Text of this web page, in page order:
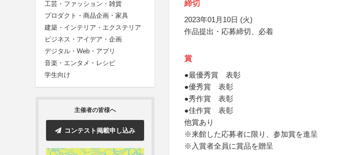
工芸・ファッション・雑貨
プロダクト・商品企画・家具
建築・インテリア・エクステリア
ビジネス・アイデア・企画
デジタル・Web・アプリ
音楽・エンタメ・レシピ
学生向け
主催者の皆様へ
コンテスト掲載申し込み
締切
2023年01月10日 (火)
作品提出・応募締切、必着
賞
●最優秀賞 表彰
●優秀賞 表彰
●秀作賞 表彰
●佳作賞 表彰
他賞あり
※来館した応募者に限り、参加賞を進呈
※入賞者全員に賞品を贈呈